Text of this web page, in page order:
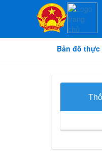
Bản đồ thực